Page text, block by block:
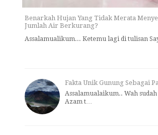
Benarkah Hujan Yang Tidak Merata
Jumlah Air Berkurang?
Assalamualikum... Ketemu lagi di tulisan
Fakta Unik Gunung Sebagai
Assalamualaikum.. Wah
Azam t…